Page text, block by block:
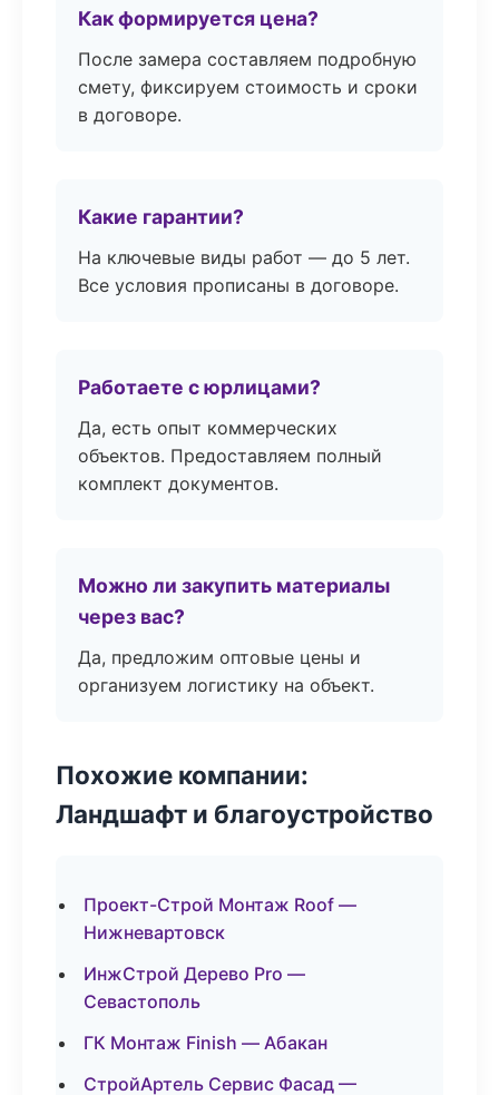
Как формируется цена?
После замера составляем подробную
смету, фиксируем стоимость и сроки
в договоре.
Какие гарантии?
На ключевые виды работ — до 5 лет.
Все условия прописаны в договоре.
Работаете с юрлицами?
Да, есть опыт коммерческих
объектов. Предоставляем полный
комплект документов.
Можно ли закупить материалы
через вас?
Да, предложим оптовые цены и
организуем логистику на объект.
Похожие компании:
Ландшафт и благоустройство
Проект-Строй Монтаж Roof —
Нижневартовск
ИнжСтрой Дерево Pro —
Севастополь
ГК Монтаж Finish — Абакан
СтройАртель Сервис Фасад —